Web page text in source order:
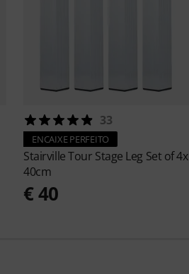
33
ENCAIXE PERFEITO
StairvilleTour Stage Leg Set of 4x
40cm
€ 40